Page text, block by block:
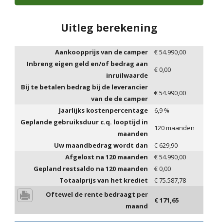
Uitleg berekening
Aankoopprijs van de camper €54.990,00
Inbreng eigen geld en/of bedrag aan
inruilwaarde
€0,00
Bij te betalen bedrag bij de leverancier
van de de camper
€54.990,00
Jaarlijks kostenpercentage
6,9 %
Geplande gebruiksduur c.q. looptijd in
maanden
120maanden
Uw maandbedrag wordt dan
€ 629,90
Afgelost na 120 maanden €54.990,00
Gepland restsaldo na 120 maanden €0,00
Totaalprijs van het krediet
€75.587,78
Oftewel de rente bedraagt per
maand
€171,65